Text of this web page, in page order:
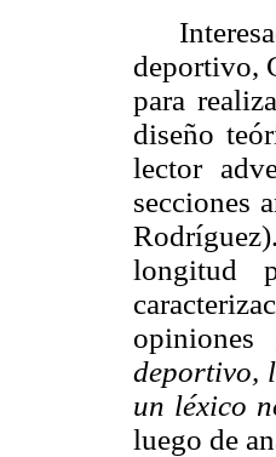
deportivo,
para
diseño
lector
secciones
longitud
opiniones
deportivo,
un léxico
luego de